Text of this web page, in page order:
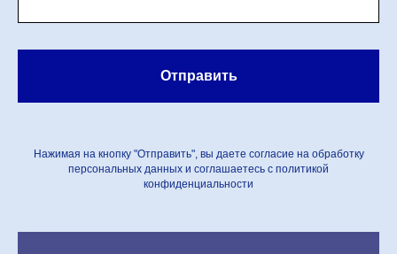
Отправить
Нажимая на кнопку "Отправить", вы даете согласие на обработку
персональных данных и соглашаетесь c политикой
конфиденциальности